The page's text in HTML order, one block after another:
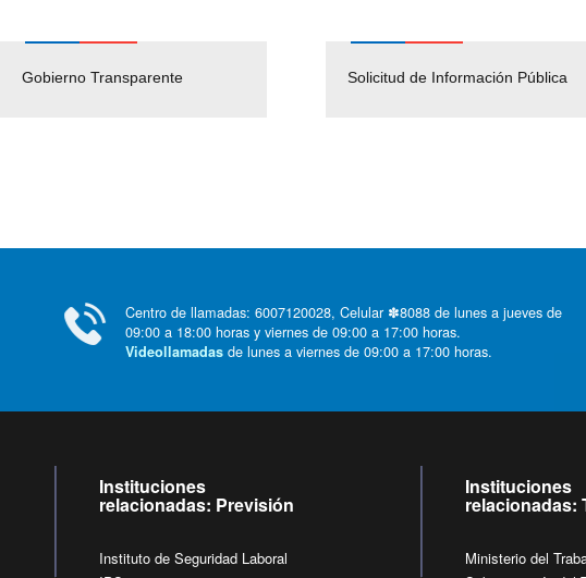
Gobierno Transparente Solicitud de Información Pública
Pago Proveedores
Empleos
Centro de llamadas: 6007120028, Celular ✽8088 de lunes a jueves de
09:00 a 18:00 horas y viernes de 09:00 a 17:00 horas.
Videollamadas de lunes a viernes de 09:00 a 17:00 horas.
Instituciones
relacionadas: Previsión
Instituto de Seguridad Laboral
Instituciones
relacionadas:
Ministerio del